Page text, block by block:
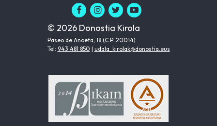
© 2026 Donostia Kirola
Paseo de Anoeta, 18 (C.P. 20014)
Tel: 943 481 850 | udala_kirolak@donostia.eus